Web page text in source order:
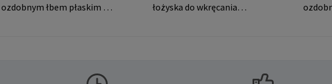
ozdobnym łbem płaskim do
Mail: mail@rampa.com
łożyska do wkręcania
RAMPA. Dane producenta: